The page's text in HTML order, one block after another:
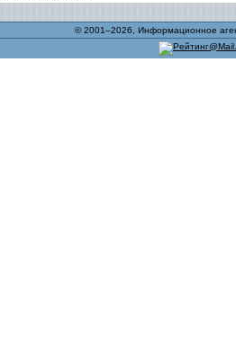
© 2001–2026, Информационное